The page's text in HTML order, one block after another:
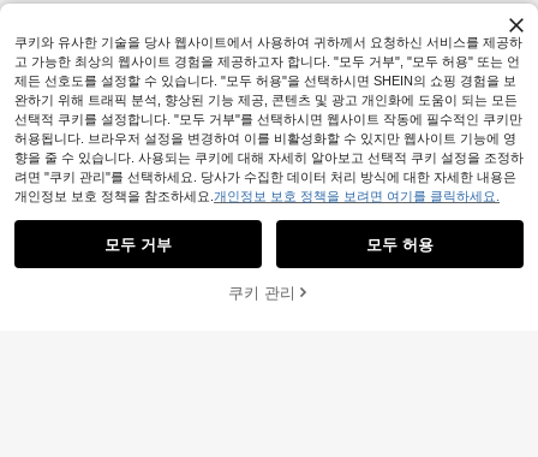
28% 할인! 장바구니 담기
쿠키와 유사한 기술을 당사 웹사이트에서 사용하여 귀하께서 요청하신 서비스를 제공하
고 가능한 최상의 웹사이트 경험을 제공하고자 합니다. "모두 거부", "모두 허용" 또는 언
제든 선호도를 설정할 수 있습니다. "모두 허용"을 선택하시면 SHEIN의 쇼핑 경험을 보
완하기 위해 트래픽 분석, 향상된 기능 제공, 콘텐츠 및 광고 개인화에 도움이 되는 모든
선택적 쿠키를 설정합니다. "모두 거부"를 선택하시면 웹사이트 작동에 필수적인 쿠키만
허용됩니다. 브라우저 설정을 변경하여 이를 비활성화할 수 있지만 웹사이트 기능에 영
향을 줄 수 있습니다. 사용되는 쿠키에 대해 자세히 알아보고 선택적 쿠키 설정을 조정하
려면 "쿠키 관리"를 선택하세요. 당사가 수집한 데이터 처리 방식에 대한 자세한 내용은
개인정보 보호 정책을 참조하세요. 개인정보 보호 정책을 보려면 여기를 클릭하세요.
모두 거부 모두 허용
쿠키 관리